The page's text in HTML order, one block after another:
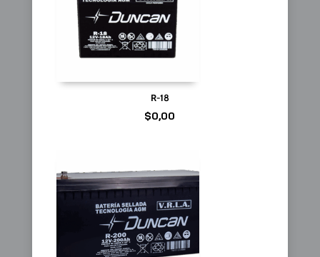
R-18
$0,00